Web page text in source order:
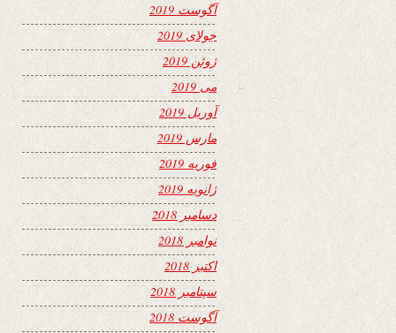
آگوست 2019
جولای 2019
ژوئن 2019
می 2019
آوریل 2019
مارس 2019
فوریه 2019
ژانویه 2019
دسامبر 2018
نوامبر 2018
اکتبر 2018
سپتامبر 2018
آگوست 2018